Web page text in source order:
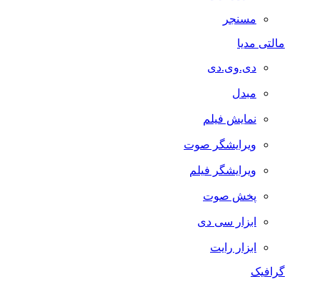
مسنجر
مالتی مدیا
دی.وی.دی
مبدل
نمایش فیلم
ویرایشگر صوت
ویرایشگر فیلم
پخش صوت
ابزار سی دی
ابزار رایت
گرافیک